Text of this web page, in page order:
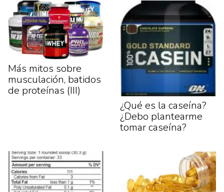
Más mitos sobre
musculación, batidos
de proteínas (III)
¿Qué es la caseína?
¿Debo plantearme
tomar caseína?